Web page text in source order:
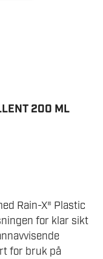
200 ML
Rain-X® Plastic
for klar sikt
for bruk på